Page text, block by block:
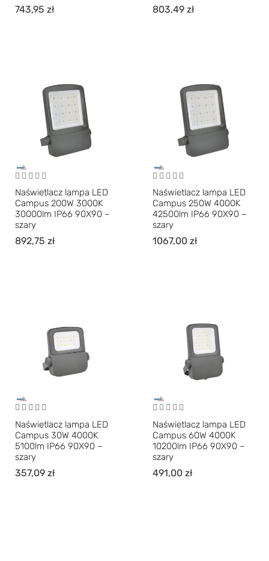
743,95 zł 803,49 zł
Naświetlacz lampa LED
Campus 200W 3000K
30000lm IP66 90X90 –
szary
892,75 zł
Naświetlacz lampa LED
Campus 250W 4000K
42500lm IP66 90X90 –
szary
1067,00 zł
Naświetlacz lampa LED
Campus 30W 4000K
5100lm IP66 90X90 –
szary
357,09 zł
Naświetlacz lampa LED
Campus 60W 4000K
10200lm IP66 90X90 –
szary
491,00 zł